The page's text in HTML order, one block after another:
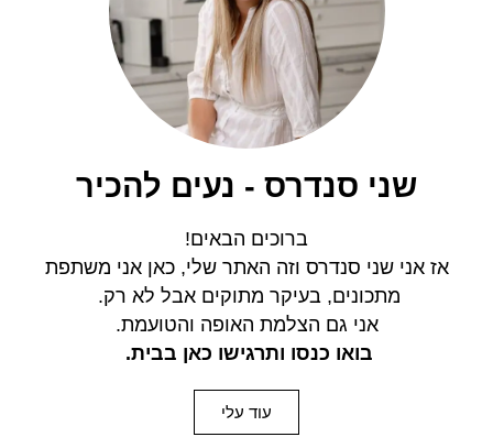
שני סנדרס - נעים להכיר
ברוכים הבאים!
אז אני שני סנדרס וזה האתר שלי, כאן אני משתפת
מתכונים, בעיקר מתוקים אבל לא רק.
אני גם הצלמת האופה והטועמת.
בואו כנסו ותרגישו כאן בבית.
עוד עלי